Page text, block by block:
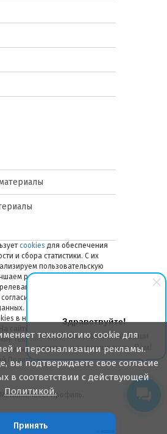
Здравствуйте!
Мы готовы ответить на Ваши
вопросы или перезвонить Вам!
cookies для обеспечения
и сбора статистики. С их
пользовательскую
работу сайта и делаем
Оставаясь на
на обработку ваших
Вы можете отключить
в настройках браузера в
сайте также применяются
технологии. Подробнее об
данных — в
Политике.
Профиль.
технологию cookie для
и персонализации рекламы.
вы подтверждаете свое согласие
в соответствии с действующей
Политикой.
Принять